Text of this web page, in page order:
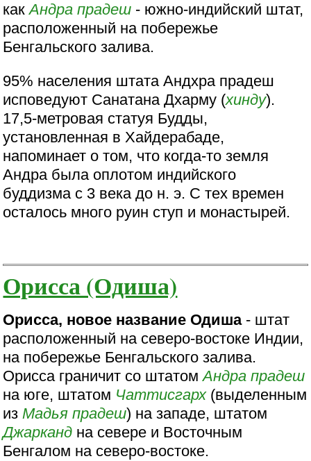
какАндра прадеш - южно-индийский штат,
расположенный на побережье
Бенгальского залива.
95% населения штата Андхра прадеш
исповедуют Санатана Дхарму (хинду).
17,5-метровая статуя Будды,
установленная в Хайдерабаде,
напоминает о том, что когда-то земля
Андра была оплотом индийского
буддизма с 3 века до н. э. С тех времен
осталось много руин ступ и монастырей.
Орисса (Одиша)
Орисса, новое название Одиша- штат
расположенный на северо-востоке Индии,
на побережье Бенгальского залива.
Орисса граничит со штатомАндра прадеш
на юге, штатом Чаттисгарх(выделенным
изМадья прадеш) на западе, штатом
Джарканд на севере и Восточным
Бенгалом на северо-востоке.